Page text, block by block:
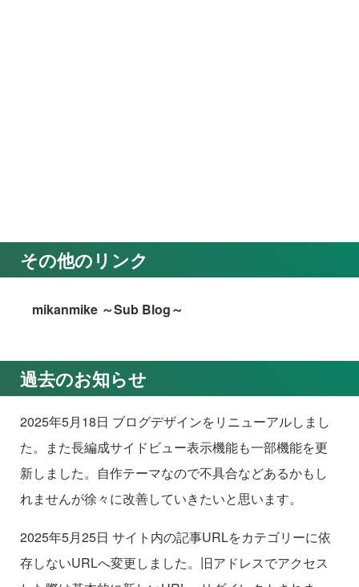
その他のリンク
mikanmike ～Sub Blog～
過去のお知らせ
2025年5月18日 ブログデザインをリニューアルしまし
た。また長編成サイドビュー表示機能も一部機能を更
新しました。自作テーマなので不具合などあるかもし
れませんが徐々に改善していきたいと思います。
2025年5月25日 サイト内の記事URLをカテゴリーに依
存しないURLへ変更しました。旧アドレスでアクセス